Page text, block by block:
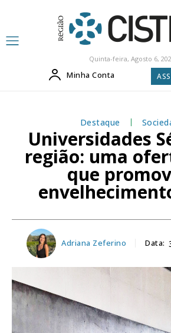
Quinta-feira, Agosto 6,
Minha Conta
Destaque
Universidades
região: uma
que
Adriana Zeferino Data: